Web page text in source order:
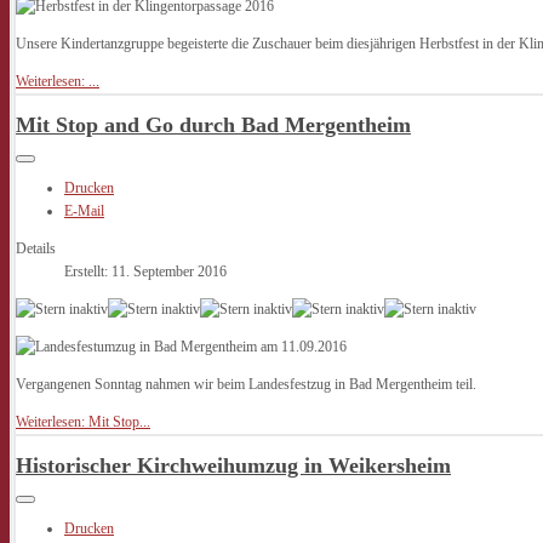
Unsere Kindertanzgruppe begeisterte die Zuschauer beim diesjährigen Herbstfest in der
Weiterlesen: ...
Mit Stop and Go durch Bad Mergentheim
Drucken
E-Mail
Details
Erstellt: 11. September 2016
Vergangenen Sonntag nahmen wir beim Landesfestzug in Bad Mergentheim teil.
Weiterlesen: Mit Stop...
Historischer Kirchweihumzug in Weikersheim
Drucken